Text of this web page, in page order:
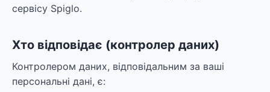
сервісу Spiglo.
Хто відповідає (контролер даних)
Контролером даних, відповідальним за ваші
персональні дані, є: